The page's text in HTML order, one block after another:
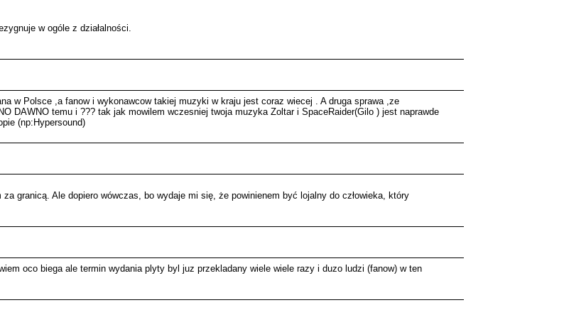
w ogóle z działalności.
w Polsce ,a fanow i wykonawcow takiej muzyki w kraju jest coraz wiecej . A druga sprawa ,ze
DAWNO temu i ??? tak jak mowilem wczesniej twoja muzyka Zoltar i SpaceRaider(Gilo ) jest naprawde
(np:Hypersound)
granicą. Ale dopiero wówczas, bo wydaje mi się, że powinienem być lojalny do człowieka, który
oco biega ale termin wydania plyty byl juz przekladany wiele wiele razy i duzo ludzi (fanow) w ten